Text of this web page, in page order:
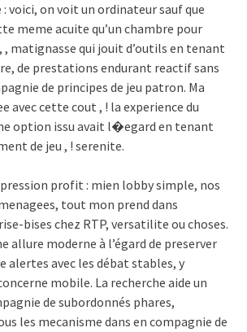
voici, on voit un ordinateur sauf que
meme acuite qu’un chambre pour
matignasse qui jouit d’outils en tenant
de prestations endurant reactif sans
de principes de jeu patron. Ma
avec cette cout , ! la experience du
option issu avait l�egard en tenant
de jeu , ! serenite.
profit : mien lobby simple, nos
tout mon prend dans
bises chez RTP, versatilite ou choses.
allure moderne à l’égard de preserver
alertes avec les débat stables, y
mobile. La recherche aide un
de subordonnés phares,
les mecanisme dans en compagnie de